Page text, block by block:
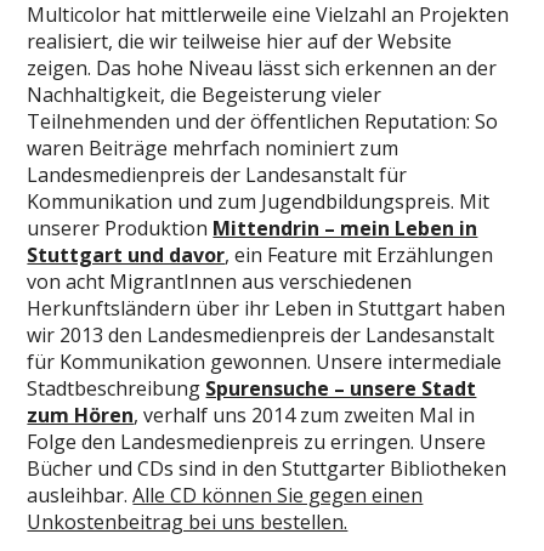
Multicolor hat mittlerweile eine Vielzahl an Projekten
realisiert, die wir teilweise hier auf der Website
zeigen. Das hohe Niveau lässt sich erkennen an der
Nachhaltigkeit, die Begeisterung vieler
Teilnehmenden und der öffentlichen Reputation: So
waren Beiträge mehrfach nominiert zum
Landesmedienpreis der Landesanstalt für
Kommunikation und zum Jugendbildungspreis. Mit
unserer Produktion Mittendrin – mein Leben in
Stuttgart und davor, ein Feature mit Erzählungen
von acht MigrantInnen aus verschiedenen
Herkunftsländern über ihr Leben in Stuttgart haben
wir 2013 den Landesmedienpreis der Landesanstalt
für Kommunikation gewonnen. Unsere intermediale
Stadtbeschreibung Spurensuche – unsere Stadt
zum Hören, verhalf uns 2014 zum zweiten Mal in
Folge den Landesmedienpreis zu erringen. Unsere
Bücher und CDs sind in den Stuttgarter Bibliotheken
ausleihbar.Alle CD können Sie gegen einen
Unkostenbeitrag bei uns bestellen.